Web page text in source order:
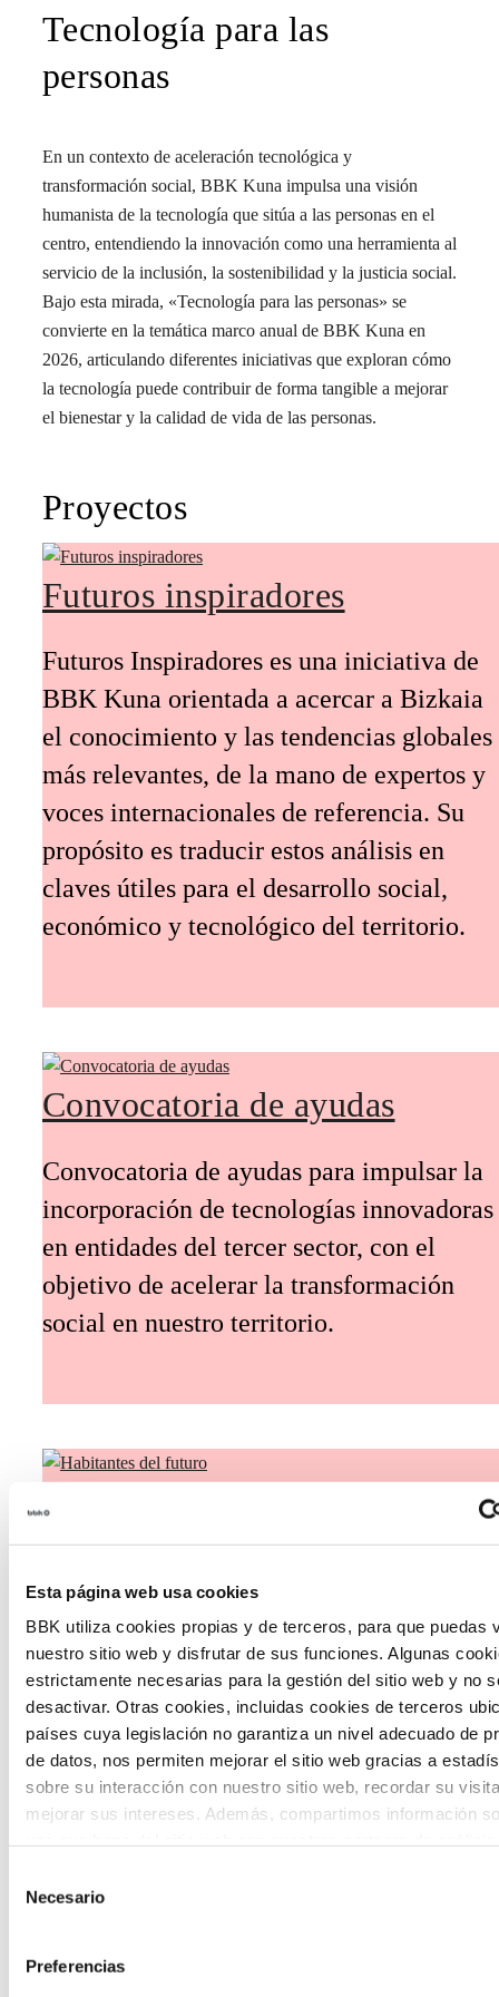
Esta página web usa cookies
BBK utiliza cookies propias y de terceros, para que puedas
nuestro sitio web y disfrutar de sus funciones. Algunas
estrictamente necesarias para la gestión del sitio web y no
desactivar. Otras cookies, incluidas cookies de terceros
países cuya legislación no garantiza un nivel adecuado de
de datos, nos permiten mejorar el sitio web gracias a
sobre su interacción con nuestro sitio web, recordar su
mejorar sus intereses. Además, compartimos información
proporcionado o que hayan recopilado a partir del uso que
Necesario
Preferencias
Tecnología para las
personas
En un contexto de aceleración tecnológica y
transformación social, BBK Kuna impulsa una visión
humanista de la tecnología que sitúa a las personas en el
centro, entendiendo la innovación como una herramienta al
servicio de la inclusión, la sostenibilidad y la justicia social.
Bajo esta mirada, «Tecnología para las personas» se
convierte en la temática marco anual de BBK Kuna en
2026, articulando diferentes iniciativas que exploran cómo
la tecnología puede contribuir de forma tangible a mejorar
el bienestar y la calidad de vida de las personas.
Proyectos
Futuros inspiradores
Futuros Inspiradores es una iniciativa de
BBK Kuna orientada a acercar a Bizkaia
el conocimiento y las tendencias globales
más relevantes, de la mano de expertos y
voces internacionales de referencia. Su
propósito es traducir estos análisis en
claves útiles para el desarrollo social,
económico y tecnológico del territorio.
Convocatoria de ayudas
Convocatoria de ayudas para impulsar la
incorporación de tecnologías innovadoras
en entidades del tercer sector, con el
objetivo de acelerar la transformación
social en nuestro territorio.
Habitantes del futuro
prospectiva ciudadana orientado a
introducir la participación de la
ciudadanía y la voz de los jóvenes en la
definición de escenarios futuros y el
diseño de soluciones a los principales
retos de Euskadi.
The Future Game